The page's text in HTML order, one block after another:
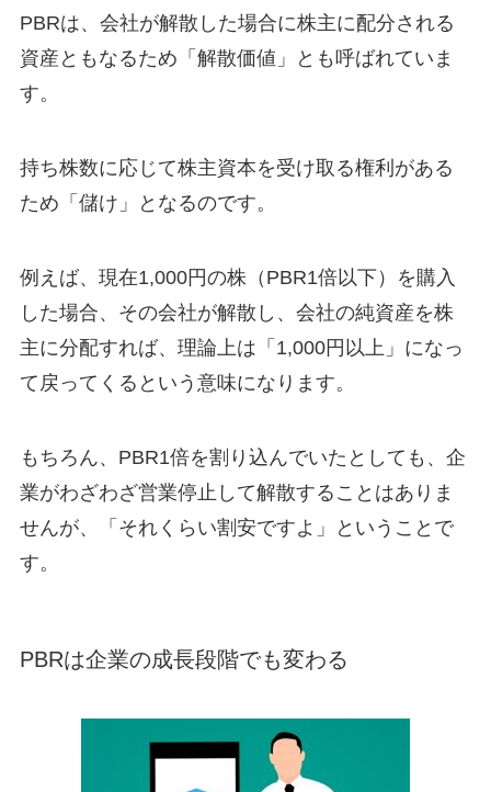
PBRは、会社が解散した場合に株主に配分される
資産ともなるため「解散価値」とも呼ばれていま
す。
持ち株数に応じて株主資本を受け取る権利がある
ため「儲け」となるのです。
例えば、現在1,000円の株（PBR1倍以下）を購入
した場合、その会社が解散し、会社の純資産を株
主に分配すれば、理論上は「1,000円以上」になっ
て戻ってくるという意味になります。
もちろん、PBR1倍を割り込んでいたとしても、企
業がわざわざ営業停止して解散することはありま
せんが、「それくらい割安ですよ」ということで
す。
PBRは企業の成長段階でも変わる